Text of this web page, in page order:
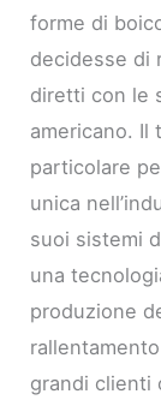
forme di
decidesse di
diretti con le
americano. Il
particolare
unica
suoi sistemi
una
produzione
grandi clienti